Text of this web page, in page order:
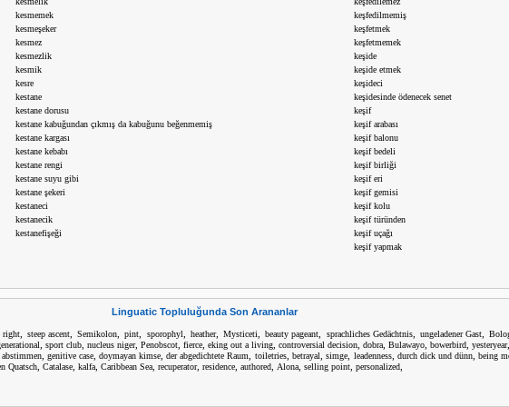
kesmemek
kesmeşeker
kesmez
kesmezlik
kesmik
kesre
kestane
kestane dorusu
kestane kabuğundan çıkmış da kabuğunu beğenmemiş
kestane kargası
kestane kebabı
kestane rengi
kestane suyu gibi
kestane şekeri
kestaneci
kestanecik
kestanefişeği
keşfedilmemiş
keşfetmek
keşfetmemek
keşide
keşide etmek
keşideci
keşidesinde ödenecek senet
keşif
keşif arabası
keşif balonu
keşif bedeli
keşif birliği
keşif eri
keşif gemisi
keşif kolu
keşif türünden
keşif uçağı
keşif yapmak
Linguatic Topluluğunda Son Arananlar
right, steep ascent, Semikolon ,pint sporophyl heather, Mysticeti ,beauty pageant sprachliches Gedächtnis, ungeladener Gast,
sport club nucleus niger, Penobscot fierce eking out a living controversial decision dobra Bulawayo bowerbird yesteryear,
abstimmen, genitive case,doymayan kimse ,der abgedichtete Raum toiletries, betrayal ,simge leadenness, durch dick und dünn,being
Quatsch Catalase kalfa Caribbean Sea recuperator, residence authored Alona selling point personalized